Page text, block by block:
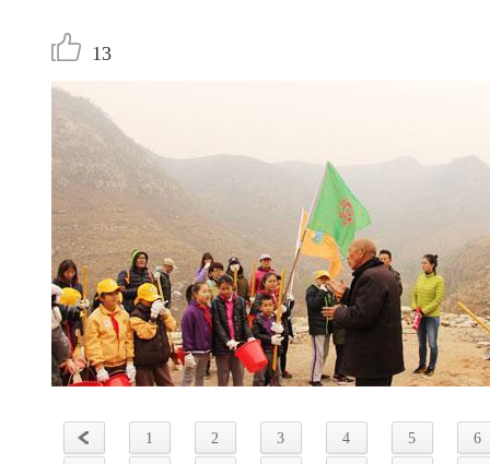
13
1 2 3 4 5 6